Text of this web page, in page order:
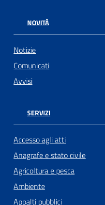
NOVITÀ
Notizie
Comunicati
Avvisi
SERVIZI
Accesso agli atti
Anagrafe e stato civile
Agricoltura e pesca
Ambiente
Appalti pubblici